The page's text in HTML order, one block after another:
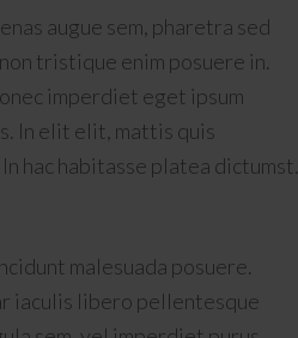
augue sem, pharetra sed
tristique enim posuere in.
imperdiet eget ipsum
In elit elit, mattis quis
hac habitasse platea dictumst.
malesuada posuere.
iaculis libero pellentesque